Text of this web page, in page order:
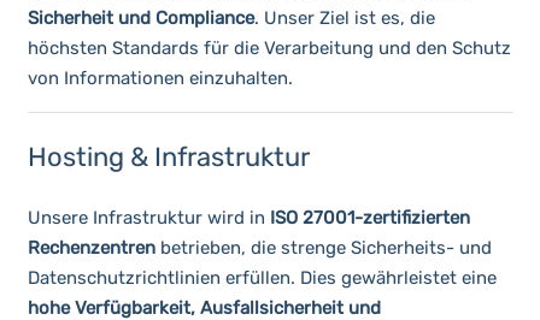
Sicherheit und Compliance. Unser Ziel ist es, die
höchsten Standards für die Verarbeitung und den Schutz
von Informationen einzuhalten.
Hosting & Infrastruktur
Unsere Infrastruktur wird in ISO 27001-zertifizierten
Rechenzentrenbetrieben, die strenge Sicherheits- und
Datenschutzrichtlinien erfüllen. Dies gewährleistet eine
hohe Verfügbarkeit, Ausfallsicherheit und